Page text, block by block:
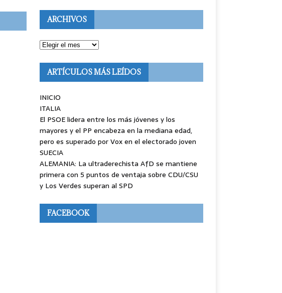
ARCHIVOS
ARTÍCULOS MÁS LEÍDOS
INICIO
ITALIA
El PSOE lidera entre los más jóvenes y los
mayores y el PP encabeza en la mediana edad,
pero es superado por Vox en el electorado joven
SUECIA
ALEMANIA: La ultraderechista AfD se mantiene
primera con 5 puntos de ventaja sobre CDU/CSU
y Los Verdes superan al SPD
FACEBOOK